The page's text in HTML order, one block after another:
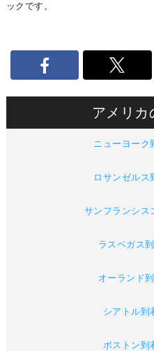
ックです。
アメリカ
ニューヨーク
ロサンゼルス
サンフランシス
ラスベガス
オーランド
シアトル到
ボストン到